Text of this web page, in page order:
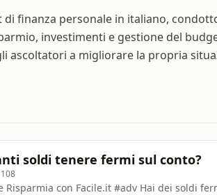
di finanza personale in italiano,
investimenti e gestione del
ascoltatori a migliorare la propria
soldi tenere fermi sul conto?
⁠⁠⁠Facile.it⁠⁠⁠ #adv Hai dei soldi fermi sul conto. Non è tanto il quanto — è